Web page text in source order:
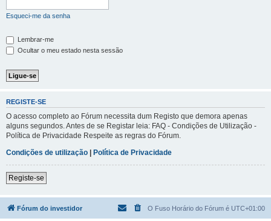
Esqueci-me da senha
Lembrar-me
Ocultar o meu estado nesta sessão
REGISTE-SE
O acesso completo ao Fórum necessita dum Registo que demora apenas
alguns segundos. Antes de se Registar leia: FAQ - Condições de Utilização -
Política de Privacidade Respeite as regras do Fórum.
Condições de utilização | Política de Privacidade
Registe-se
Fórum do investidor O Fuso Horário do Fórum é UTC+01:00